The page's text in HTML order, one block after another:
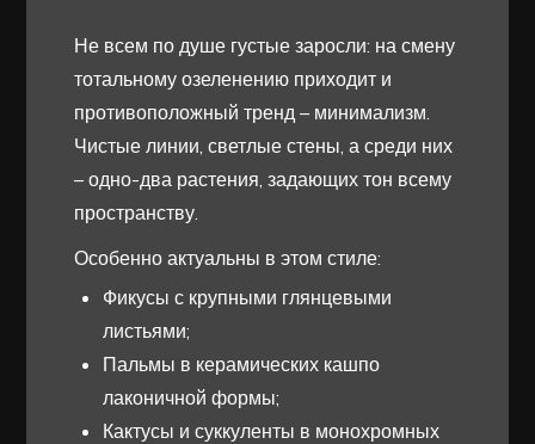
Не всем по душе густые заросли: на смену
тотальному озеленению приходит и
противоположный тренд – минимализм.
Чистые линии, светлые стены, а среди них
– одно-два растения, задающих тон всему
пространству.
Особенно актуальны в этом стиле:
Фикусы с крупными глянцевыми
листьями;
Пальмы в керамических кашпо
лаконичной формы;
Кактусы и суккуленты в монохромных